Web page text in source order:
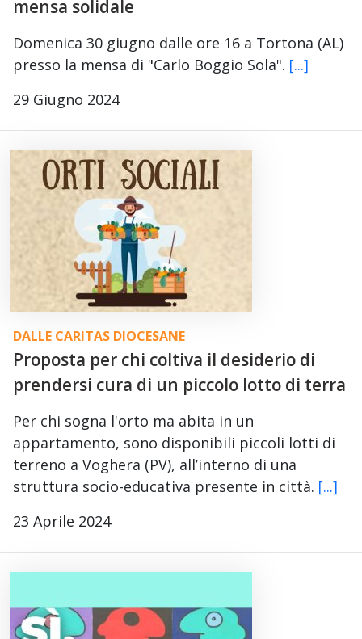
mensa solidale
Domenica 30 giugno dalle ore 16 a Tortona (AL)
presso la mensa di "Carlo Boggio Sola". [...]
29 Giugno 2024
DALLE CARITAS DIOCESANE
Proposta per chi coltiva il desiderio di
prendersi cura di un piccolo lotto di terra
Per chi sogna l'orto ma abita in un
appartamento, sono disponibili piccoli lotti di
terreno a Voghera (PV), all’interno di una
struttura socio-educativa presente in città. [...]
23 Aprile 2024